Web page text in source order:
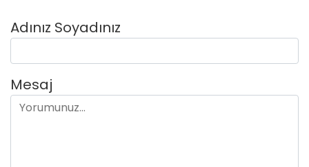
Adınız Soyadınız
Mesaj